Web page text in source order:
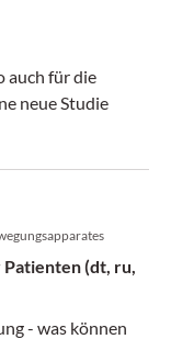
auch für die
neue Studie
(dt, ru,
- was können